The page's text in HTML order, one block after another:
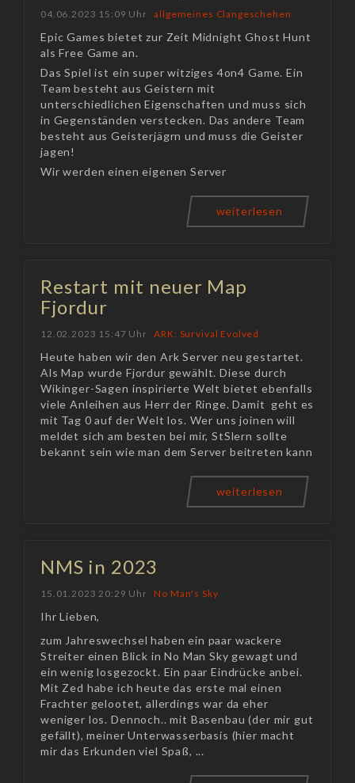
04.06.2023 15:09 Uhr allgemeines Clangeschehen
Epic Games bietet zur Zeit Midnight Ghost Hunt
als Free Game an.
Das Spiel ist ein super witziges 4on4 Game. Ein
Team besteht aus Geistern mit
unterschiedlichen Eigenschaften und muss sich
in Gegenständen verstecken. Das andere Team
besteht aus Geisterjägrn und muss die Geister
jagen!
Wir werden einen eigenen Server
weiterlesen
Restart mit neuer Map
Fjordur
12.02.2023 15:47 Uhr ARK: Survival Evolved
Heute haben wir den Ark Server neu gestartet.
Als Map wurde Fjordur gewählt. Diese durch
Wikinger-Sagen inspirierte Welt bietet ebenfalls
viele Anleihen aus Herr der Ringe. Damit geht es
mit Tag 0 auf der Welt los. Wer uns joinen will
meldet sich am besten bei mir, StSlern sollte
bekannt sein wie man dem Server beitreten kann
weiterlesen
NMS in 2023
15.01.2023 20:29 Uhr No Man's Sky
Ihr Lieben,
zum Jahreswechsel haben ein paar wackere
Streiter einen Blick in No Man Sky gewagt und
ein wenig losgezockt. Ein paar Eindrücke anbei.
Mit Zed habe ich heute das erste mal einen
Frachter gelootet, allerdings war da eher
weniger los. Dennoch.. mit Basenbau (der mir gut
gefällt), meiner Unterwasserbasis (hier macht
mir das Erkunden viel Spaß, ...